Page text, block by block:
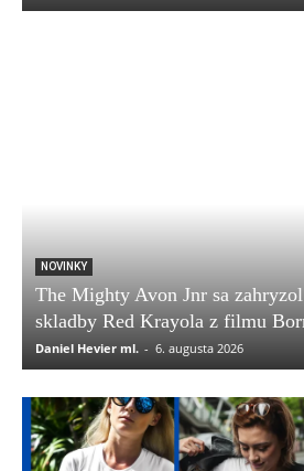
NOVINKY
The Mighty Avon Jnr sa
skladby Red Krayola z filmu
Daniel Hevier ml. - 6. augusta 2026